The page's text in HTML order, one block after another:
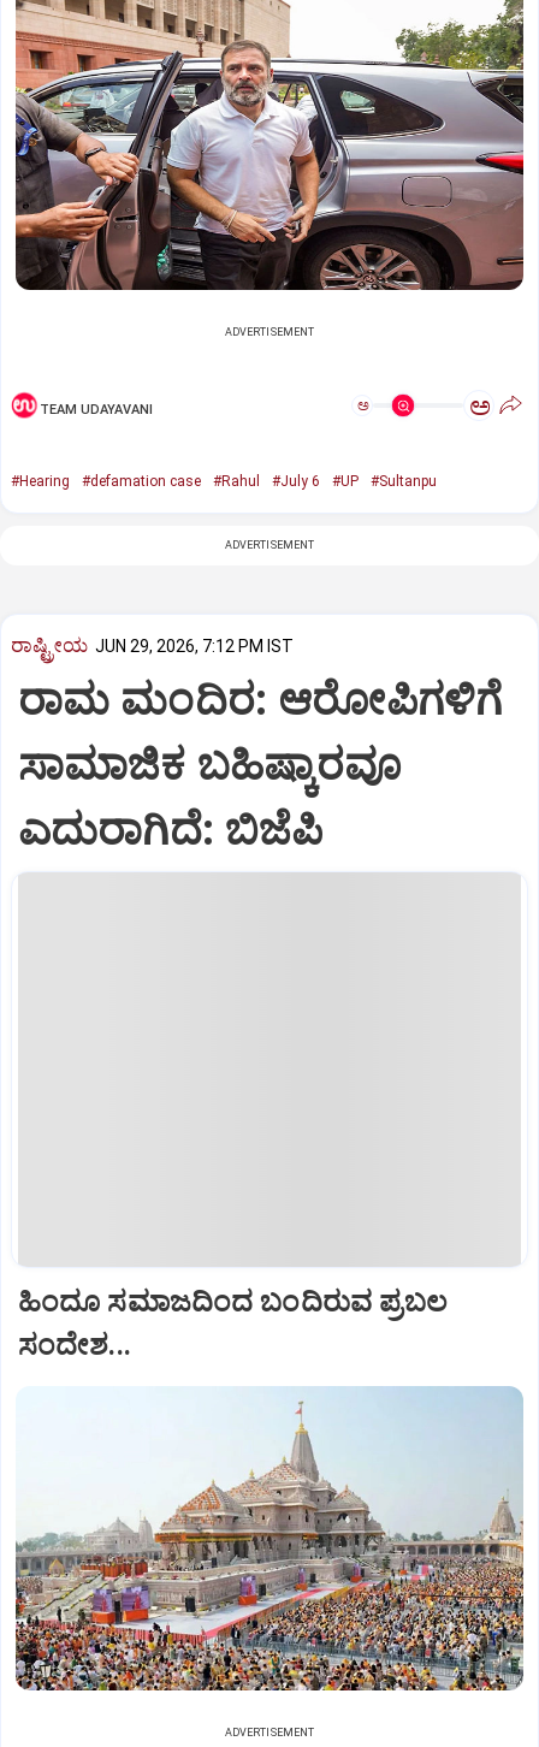
ADVERTISEMENT
TEAM UDAYAVANI ಅ ಅ
#Hearing #defamation case #Rahul #July 6 #UP #Sultanpu
ADVERTISEMENT
ರಾಷ್ಟ್ರೀಯ JUN 29, 2026, 7:12 PM IST
ರಾಮ ಮಂದಿರ: ಆರೋಪಿಗಳಿಗೆ
ಸಾಮಾಜಿಕ ಬಹಿಷ್ಕಾರವೂ
ಎದುರಾಗಿದೆ: ಬಿಜೆಪಿ
ಹಿಂದೂ ಸಮಾಜದಿಂದ ಬಂದಿರುವ ಪ್ರಬಲ
ಸಂದೇಶ...
ADVERTISEMENT